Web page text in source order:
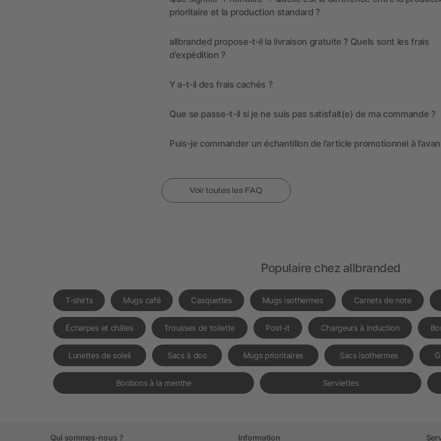
prioritaire et la production standard ?
allbranded propose-t-il la livraison gratuite ? Quels sont les frais
d’expédition ?
Y a-t-il des frais cachés ?
Que se passe-t-il si je ne suis pas satisfait(e) de ma commande ?
Puis-je commander un échantillon de l’article promotionnel à
Voir toutes les FAQ
Populaire chez allbranded
T-shirts Mugs café Casquettes Mugs isothermes Carnets de note
Écharpes et châles Trousses de toilette Post-it Chargeurs à induction
Lunettes de soleil Sacs à dos Mugs prioritaires Sacs isothermes
Bonbons à la menthe Serviettes
Qui sommes-nous ? Information